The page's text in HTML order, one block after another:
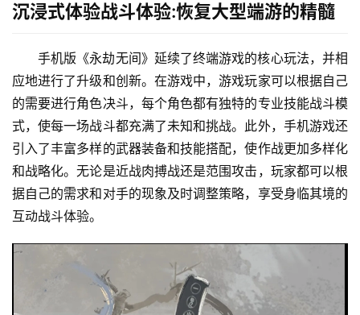
沉浸式体验战斗体验:恢复大型端游的精髓
手机版《永劫无间》延续了终端游戏的核心玩法，并相
应地进行了升级和创新。在游戏中，游戏玩家可以根据自己
的需要进行角色决斗，每个角色都有独特的专业技能战斗模
式，使每一场战斗都充满了未知和挑战。此外，手机游戏还
引入了丰富多样的武器装备和技能搭配，使作战更加多样化
和战略化。无论是近战肉搏战还是范围攻击，玩家都可以根
据自己的需求和对手的现象及时调整策略，享受身临其境的
互动战斗体验。